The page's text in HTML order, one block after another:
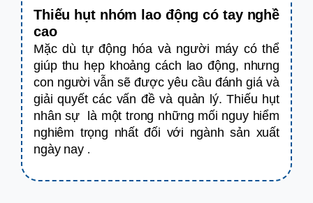
Thiếu hụt nhóm lao động có tay nghề
cao
Mặc dù tự động hóa và người máy có thể
giúp thu hẹp khoảng cách lao động, nhưng
con người vẫn sẽ được yêu cầu đánh giá và
giải quyết các vấn đề và quản lý. Thiếu hụt
nhân sự là một trong những mối nguy hiểm
nghiêm trọng nhất đối với ngành sản xuất
ngày nay.